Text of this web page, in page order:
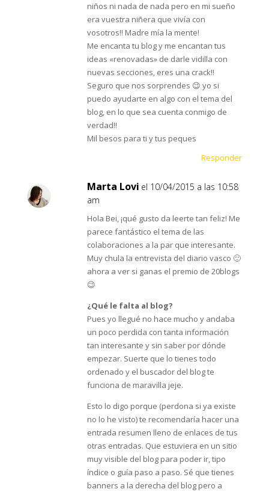
niños ni nada de nada pero en mi sueño
era vuestra niñera que vivía con
vosotros!! Madre mía la mente!
Me encanta tu blog y me encantan tus
ideas «renovadas» de darle vidilla con
nuevas secciones, eres una crack!!
Seguro que nos sorprendes 😉 yo si
puedo ayudarte en algo con el tema del
blog, en lo que sea cuenta conmigo de
verdad!!
Mil besos para ti y tus peques
Responder
Marta Lovi el 10/04/2015 a las 10:58
am
Hola Bei, ¡qué gusto da leerte tan feliz! Me
parece fantástico el tema de las
colaboraciones a la par que interesante.
Muy chula la entrevista del diario vasco 🙂
ahora a ver si ganas el premio de 20blogs
😉
¿Qué le falta al blog?
Pues yo llegué no hace mucho y andaba
un poco perdida con tanta información
tan interesante y sin saber por dónde
empezar. Suerte que lo tienes todo
ordenado y el buscador del blog te
funciona de maravilla jeje.
Esto lo digo porque (perdona si ya existe
no lo he visto) te recomendaría hacer una
entrada resumen lleno de enlaces de tus
otras entradas. Que estuviera en un sitio
muy visible del blog para poder ir, tipo
índice o guía paso a paso. Sé que tienes
banners a la derecha del blog pero a